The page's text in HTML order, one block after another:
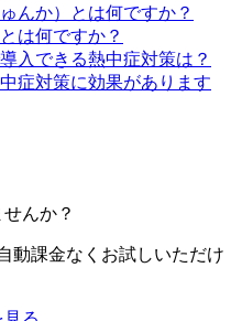
んか）とは何ですか？
は何ですか？
入できる熱中症対策は？
症対策に効果があります
んか？
動課金なくお試しいただけ